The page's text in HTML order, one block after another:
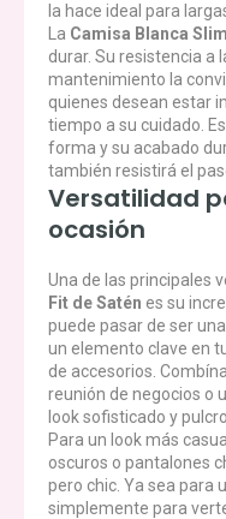
la hace ideal para
La Camisa Blanca
durar. Su resistencia a
mantenimiento la
quienes desean estar
tiempo a su cuidado.
forma y su acabado
también resistirá el
Versatilidad
ocasión
Una de las principales
Fit de Satén es su
puede pasar de ser
un elemento clave en
de accesorios.
reunión de negocios o
look sofisticado y pulcro.
Para un look más
oscuros o pantalones
pero chic. Ya sea para
simplemente para